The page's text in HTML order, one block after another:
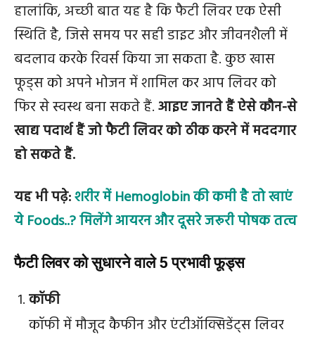
हालांकि, अच्छी बात यह है कि फैटी लिवर एक ऐसी
स्थिति है, जिसे समय पर सही डाइट और जीवनशैली में
बदलाव करके रिवर्स किया जा सकता है. कुछ खास
फूड्स को अपने भोजन में शामिल कर आप लिवर को
फिर से स्वस्थ बना सकते हैं.आइए जानते हैं ऐसे कौन-से
खाद्य पदार्थ हैं जो फैटी लिवर को ठीक करने में मददगार
हो सकते हैं.
यह भी पढ़े:शरीर में Hemoglobin की कमी है तो खाएं
ये Foods..? मिलेंगे आयरन और दूसरे जरूरी पोषक तत्व
फैटी लिवर को सुधारने वाले 5 प्रभावी फूड्स
कॉफी
कॉफी में मौजूद कैफीन और एंटीऑक्सिडेंट्स लिवर